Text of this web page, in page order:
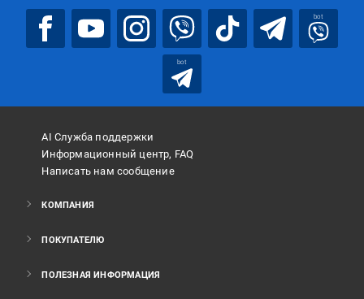
bot
bot
AI Служба поддержки
Информационный центр, FAQ
Написать нам сообщение
КОМПАНИЯ
ПОКУПАТЕЛЮ
ПОЛЕЗНАЯ ИНФОРМАЦИЯ